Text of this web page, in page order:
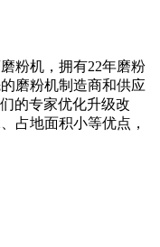
粉机，拥有22年磨粉
磨粉机制造商和供应
的专家优化升级改
占地面积小等优点，